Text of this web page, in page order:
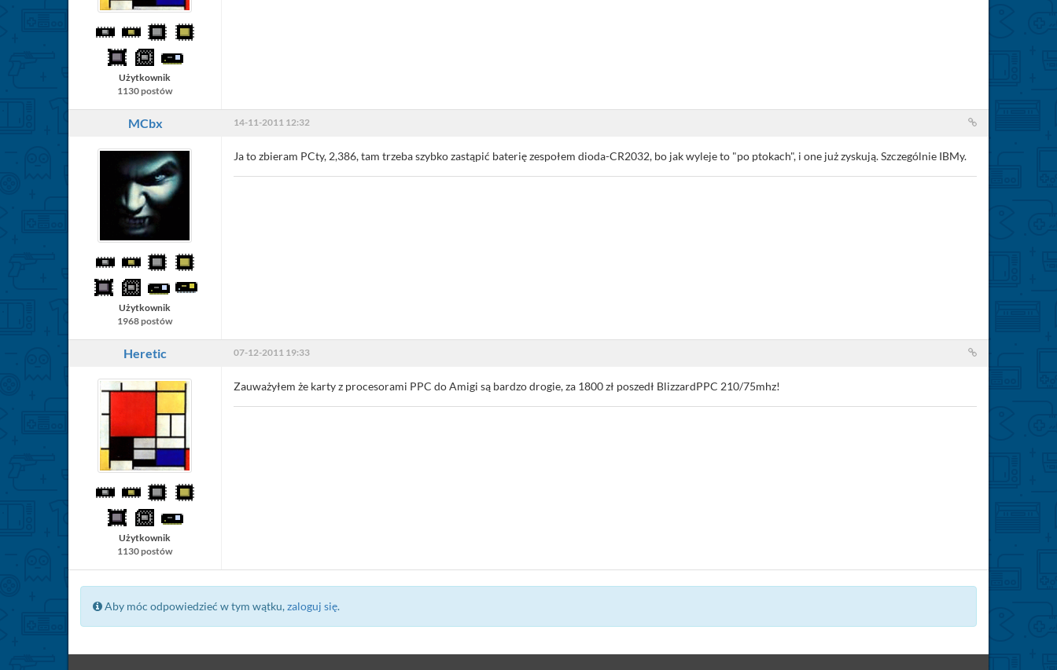
Użytkownik
1130 postów
MCbx 14-11-2011 12:32
Użytkownik
1968 postów
Ja to zbieram PCty, 2,386, tam trzeba szybko zastąpić baterię zespołem dioda-CR2032, bo jak wyleje to "po ptokach", i one już zyskują. Szczególnie IBMy.
Heretic 07-12-2011 19:33
Użytkownik
1130 postów
Zauważyłem że karty z procesorami PPC do Amigi są bardzo drogie, za 1800 zł poszedł BlizzardPPC 210/75mhz!
Aby móc odpowiedzieć w tym wątku,zaloguj się.